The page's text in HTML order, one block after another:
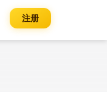
注册